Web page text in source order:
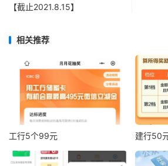
【截止2021.8.15】
相关推荐
工行5个99元 建行50